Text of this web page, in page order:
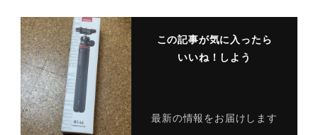
この記事が気に入ったら
いいね！しよう
最新の情報をお届けします